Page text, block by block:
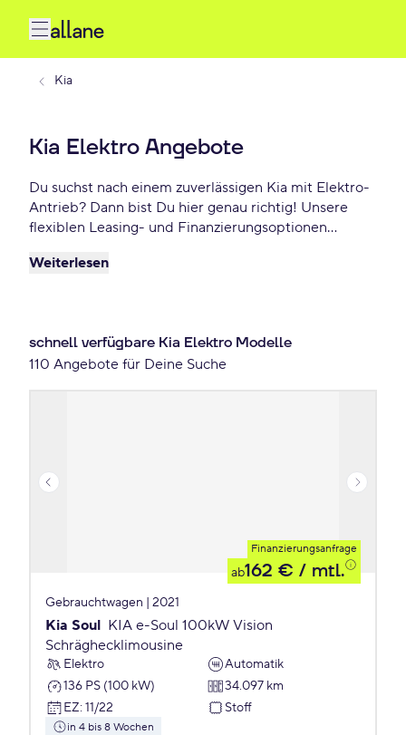
Kia
Kia Elektro Angebote
Du suchst nach einem zuverlässigen Kia mit Elektro-
Antrieb? Dann bist Du hier genau richtig! Unsere
flexiblen Leasing- und Finanzierungsoptionen
Konditionen zu fahren. Genieße maximale Freiheit
Weiterlesen
schnell verfügbare Kia Elektro Modelle
110 Angebote für Deine Suche
Finanzierungsanfrage
ab162 € / mtl.
Gebrauchtwagen | 2021
Kia Soul KIA e-Soul 100kW Vision
Schräghecklimousine
Elektro
Automatik
136 PS (100 kW)
34.097 km
EZ: 11/22 Stoff
in 4 bis 8 Wochen